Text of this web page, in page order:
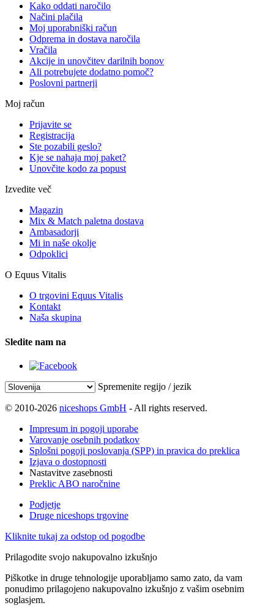
Kako oddati naročilo
Načini plačila
Moj uporabniški račun
Odprema in dostava naročila
Vračila
Akcije in unovčitev darilnih bonov
Ali potrebujete dodatno pomoč?
Poslovni partnerji
Moj račun
Prijavite se
Registracija
Ste pozabili geslo?
Kje se nahaja moj paket?
Unovčite kodo za popust
Izvedite več
Magazin
Mix & Match paletna dostava
Ambasadorji
Mi in naše okolje
Odpoklici
O Equus Vitalis
O trgovini Equus Vitalis
Kontakt
Naša skupina
Sledite nam na
Spremenite regijo / jezik
© 2010-2026 niceshops GmbH - All rights reserved.
Impresum in pogoji uporabe
Varovanje osebnih podatkov
Splošni pogoji poslovanja (SPP) in pravica do preklica
Izjava o dostopnosti
Nastavitve zasebnosti
Preklic ABO naročnine
Podjetje
Druge niceshops trgovine
Kliknite tukaj za odstop od pogodbe
Prilagodite svojo nakupovalno izkušnjo
Piškotke in druge tehnologije uporabljamo samo zato, da vam
ponudimo prilagojeno nakupovalno izkušnjo z vašim osebnim
soglasjem.